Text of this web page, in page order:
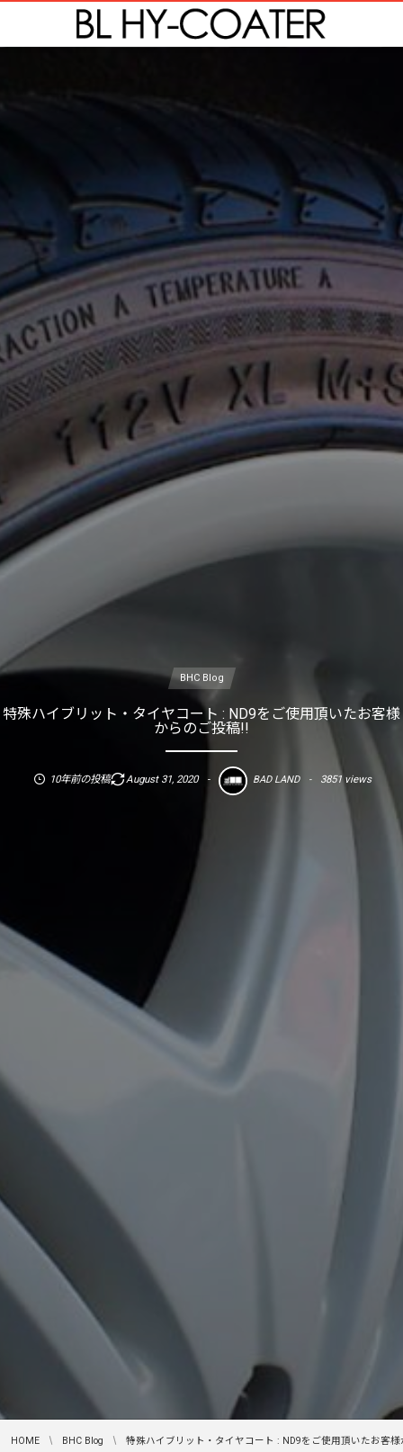
BHC Blog
特殊ハイブリット・タイヤコート : ND9をご使用頂いたお客様
からのご投稿!!
10年前の投稿 August 31, 2020 BAD LAND 3851 views
HOME BHC Blog 特殊ハイブリット・タイヤコート : ND9をご使用頂いたお客